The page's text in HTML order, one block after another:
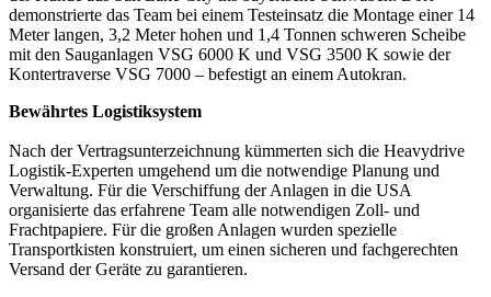
demonstrierte das Team bei einem Testeinsatz die Montage einer 14
Meter langen, 3,2 Meter hohen und 1,4 Tonnen schweren Scheibe
mit den Sauganlagen VSG 6000 K und VSG 3500 K sowie der
Kontertraverse VSG 7000 – befestigt an einem Autokran.
Bewährtes Logistiksystem
Nach der Vertragsunterzeichnung kümmerten sich die Heavydrive
Logistik-Experten umgehend um die notwendige Planung und
Verwaltung. Für die Verschiffung der Anlagen in die USA
organisierte das erfahrene Team alle notwendigen Zoll- und
Frachtpapiere. Für die großen Anlagen wurden spezielle
Transportkisten konstruiert, um einen sicheren und fachgerechten
Versand der Geräte zu garantieren.